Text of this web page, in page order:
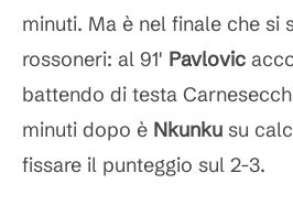
minuti. Ma è nel finale che si
rossoneri: al 91' Pavlovic
battendo di testa
minuti dopo è Nkunku su
fissare il punteggio sul 2-3.